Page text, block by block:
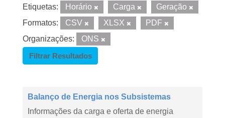
Etiquetas: Horário Carga
Geração
Formatos:
CSV XLSX
PDF
Organizações:
ONS
Filtrar Resultados
Balanço de Energia nos Subsistemas
Informações da carga e oferta de energia